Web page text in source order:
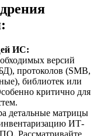
ИС:
версий
протоколов (SMB,
библиотек или
критично для
детальные матрицы
ИТ-
Рассматривайте